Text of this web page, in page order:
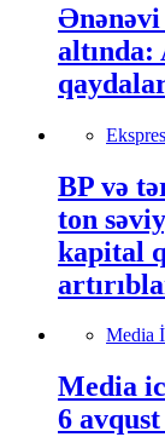
BP və
ton
kapital
Media
Media
6